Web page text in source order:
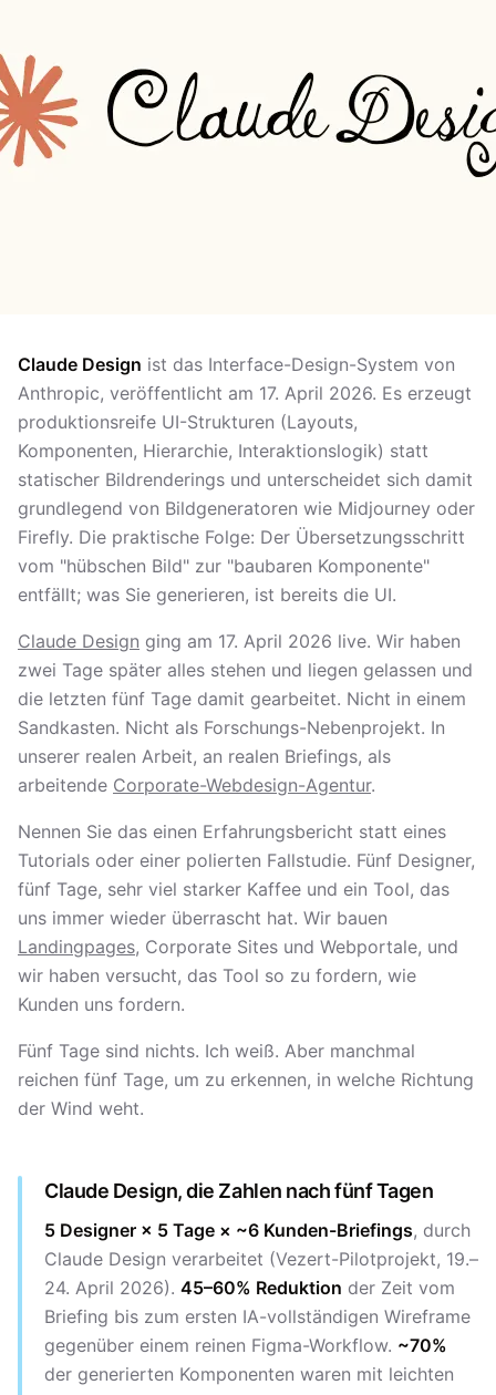
Claude Design ist das Interface-Design-System von
Anthropic, veröffentlicht am 17. April 2026. Es erzeugt
produktionsreife UI-Strukturen (Layouts,
Komponenten, Hierarchie, Interaktionslogik) statt
statischer Bildrenderings und unterscheidet sich damit
grundlegend von Bildgeneratoren wie Midjourney oder
Firefly. Die praktische Folge: Der Übersetzungsschritt
vom "hübschen Bild" zur "baubaren Komponente"
entfällt; was Sie generieren, ist bereits die UI.
Claude Design ging am 17. April 2026 live. Wir haben
zwei Tage später alles stehen und liegen gelassen und
die letzten fünf Tage damit gearbeitet. Nicht in einem
Sandkasten. Nicht als Forschungs-Nebenprojekt. In
unserer realen Arbeit, an realen Briefings, als
arbeitende Corporate-Webdesign-Agentur.
Nennen Sie das einen Erfahrungsbericht statt eines
Tutorials oder einer polierten Fallstudie. Fünf Designer,
fünf Tage, sehr viel starker Kaffee und ein Tool, das
uns immer wieder überrascht hat. Wir bauen
Landingpages, Corporate Sites und Webportale, und
wir haben versucht, das Tool so zu fordern, wie
Kunden uns fordern.
Fünf Tage sind nichts. Ich weiß. Aber manchmal
reichen fünf Tage, um zu erkennen, in welche Richtung
der Wind weht.
Claude Design, die Zahlen nach fünf Tagen
5 Designer × 5 Tage × ~6 Kunden-Briefings, durch
Claude Design verarbeitet (Vezert-Pilotprojekt, 19.–
24. April 2026). 45–60% Reduktion der Zeit vom
Briefing bis zum ersten IA-vollständigen Wireframe
gegenüber einem reinen Figma-Workflow. ~70%
der generierten Komponenten waren mit leichten